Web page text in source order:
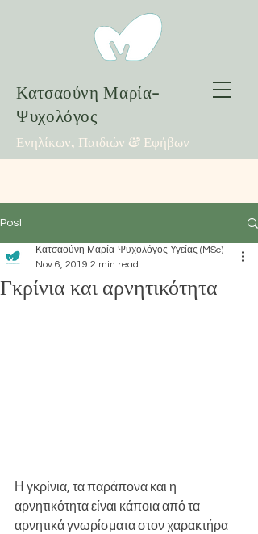
Κατσαούνη Μαρία-
Ψυχολόγος
Ενηλίκων, Παιδιών & Εφήβων
Post
Γκρίνια και αρνητικότητα
Κατσαούνη Μαρία-Ψυχολόγος Υγείας (MSc)
Nov 6, 2019 2 min read
Η γκρίνια, τα παράπονα και η
αρνητικότητα είναι κάποια από τα
αρνητικά γνωρίσματα στον χαρακτήρα